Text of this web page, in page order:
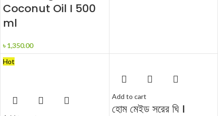
Coconut Oil I 500
ml
৳1,350.00
Hot
Add to cart
হোম মেইড সরের ঘি I